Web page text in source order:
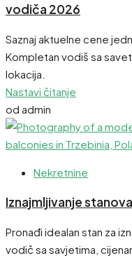
vodiča 2026
Saznaj aktuelne cene
Kompletan vodiš sa
lokacija.
Nastavi čitanje
od admin
Nekretnine
Iznajmljivanje
Pronađi idealan stan za
vodič sa savjetima,